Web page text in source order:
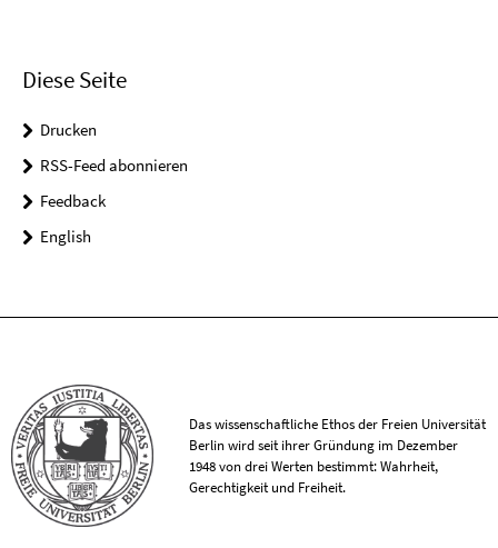
Diese Seite
Drucken
RSS-Feed abonnieren
Feedback
English
Das wissenschaftliche Ethos der Freien Universität
Berlin wird seit ihrer Gründung im Dezember
1948 von drei Werten bestimmt: Wahrheit,
Gerechtigkeit und Freiheit.